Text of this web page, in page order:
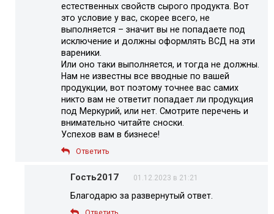
естественных свойств сырого продукта. Вот
это условие у вас, скорее всего, не
выполняется – значит вы не попадаете под
исключение и должны оформлять ВСД на эти
вареники.
Или оно таки выполняется, и тогда не должны.
Нам не известны все вводные по вашей
продукции, вот поэтому точнее вас самих
никто вам не ответит попадает ли продукция
под Меркурий, или нет. Смотрите перечень и
внимательно читайте сноски.
Успехов вам в бизнесе!
Ответить
Гость2017 01.12.2023 в 21:21
Благодарю за развернутый ответ.